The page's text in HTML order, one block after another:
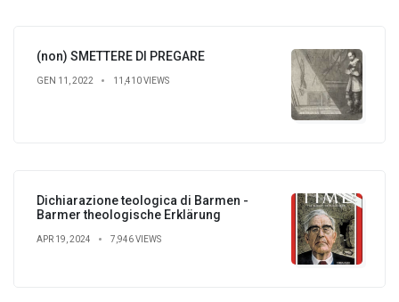
(non) SMETTERE DI PREGARE
GEN 11, 2022 11,410 VIEWS
Dichiarazione teologica di Barmen -
Barmer theologische Erklärung
APR 19, 2024 7,946 VIEWS